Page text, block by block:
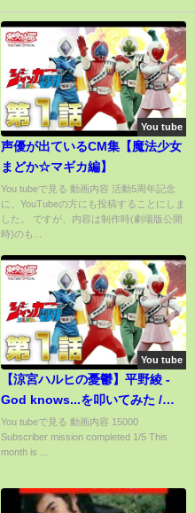
You tube
声優が出ているCM集【魔法少女
まどか☆マギカ編】
You tubeで見る 動画内容 活動5周年記念
に、YouTubeの方にも投稿することにしま
した。 ですが、内容は制作時(劇場版公開
時)のも...
You tube
【涼宮ハルヒの憂鬱】平野綾 -
God knows...を叩いてみた /
Hirano Aya The Melancholy of
Haruhi Suzumiya IM Drum
You tubeで見る 動画内容 15000
Subscriber mission completed 1/5 This
month is ...